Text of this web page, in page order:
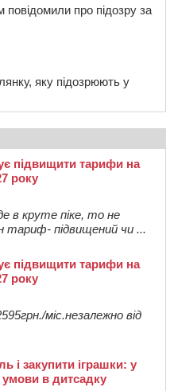
повідомили про підозру за
яку підозрюють у
підвищити тарифи на
року
в круте піке, то не
тариф- підвищений чи ...
підвищити тарифи на
року
міс.незалежно від
і закупити іграшки: у
в дитсадку